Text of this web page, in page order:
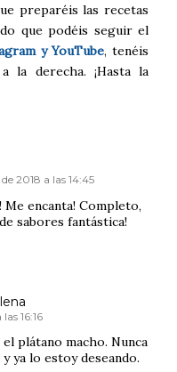
preparéis las recetas
que podéis seguir el
y YouTube, tenéis
la derecha. ¡Hasta la
2018 a las 14:45
Me encanta! Completo,
sabores fantástica!
16:16
plátano macho. Nunca
ya lo estoy deseando.